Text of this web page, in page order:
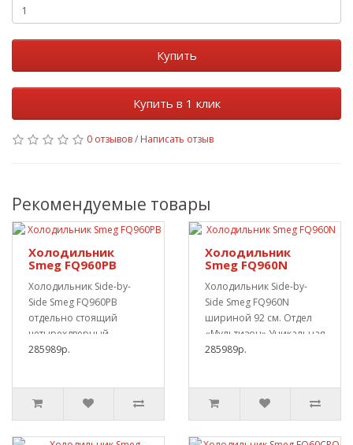
Купить
Купить в 1 клик
0 отзывов/ Написать отзыв
Рекомендуемые товары
Холодильник
Smeg FQ960PB
Холодильник Side-by-
Side Smeg FQ960PB
отдельно стоящий
четырехдверный
шириной 92
285989р.
Холодильник
Smeg FQ960N
Холодильник Side-by-
Side Smeg FQ960N
шириной 92 см. Отдел
«Мультизон».Уникальная
подсветка, обеспечи..
285989р.